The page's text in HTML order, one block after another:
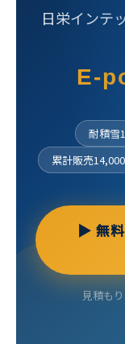
日栄インテ
E-
耐積雪
累計販売
▶ 無
見積も